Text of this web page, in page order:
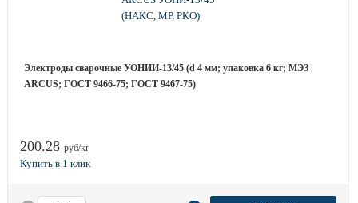
Электроды сварочные УОНИИ-13/45 (d 4 мм; упаковка 6 кг; МЭЗ |
ARCUS; ГОСТ 9466-75; ГОСТ 9467-75)
200.28 руб/кг